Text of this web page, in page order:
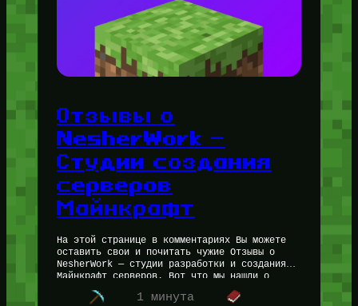
Отзывы о
NesherWork —
Студии создания
серверов
Майнкрафт
На этой странице в комментариях Вы можете
оставить свои и почитать чужие Отзывы о
NesherWork — студии разработки и создания
Майнкрафт серверов. Вот что мы нашли о
студии: Пролистайте ниже,…
1 минута